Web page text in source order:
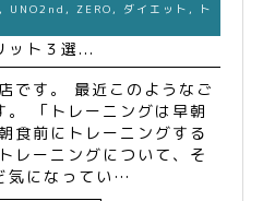
, UNO2nd , ZERO , ダイエット ,
ト
ット３選...
です。 最近このようなご
。 「トレーニングは早朝
食前にトレーニングする
レーニングについて、そ
気になってい…